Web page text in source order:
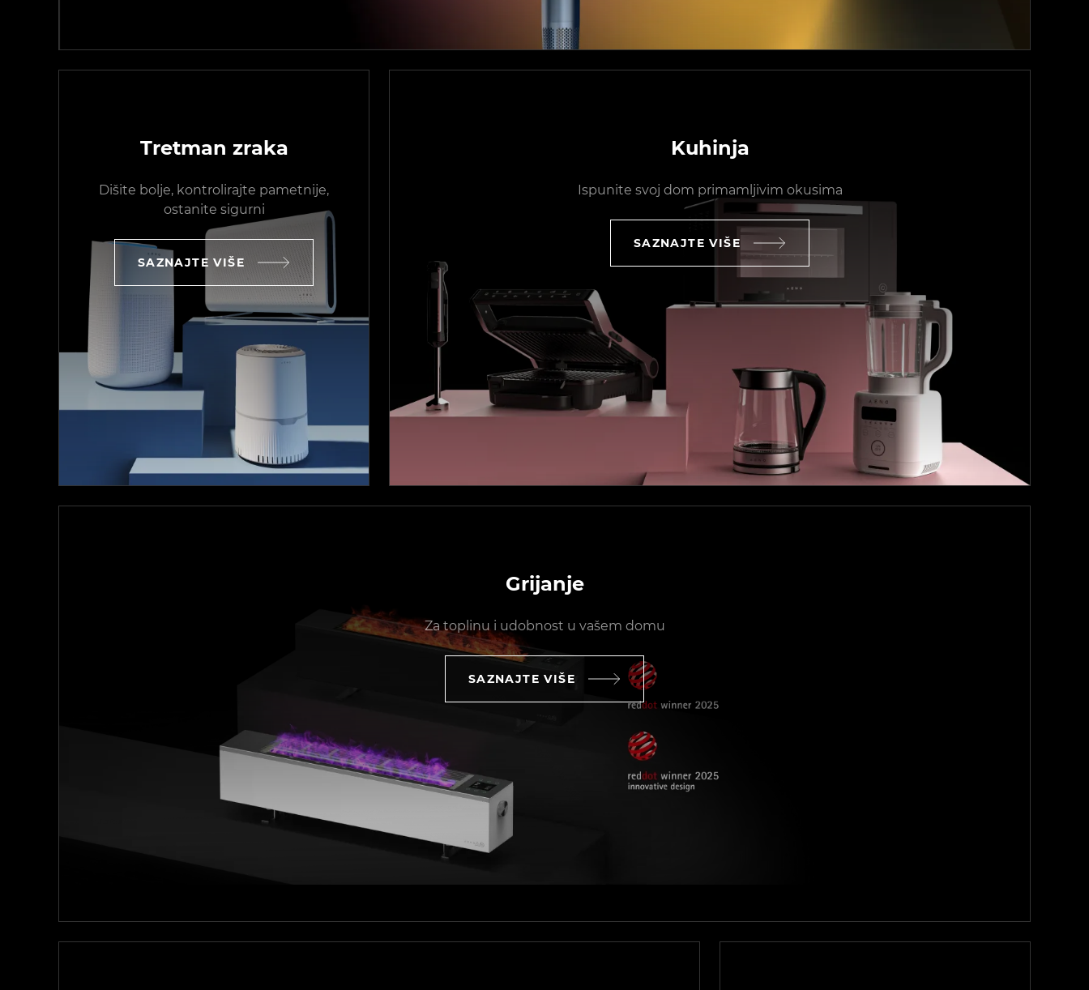
Tretman zraka
Dišite bolje, kontrolirajte pametnije,
ostanite sigurni
SAZNAJTE VIŠE
Kuhinja
Ispunite svoj dom primamljivim okusima
SAZNAJTE VIŠE
Grijanje
Za toplinu i udobnost u vašem domu
SAZNAJTE VIŠE